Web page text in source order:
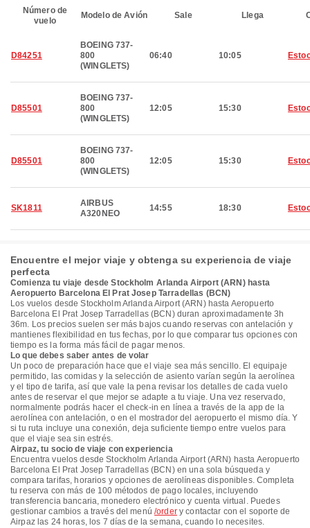
Número de
vuelo
Modelo de Avión Sale Llega
D84251
BOEING 737-
800
(WINGLETS)
06:40 10:05
D85501
BOEING 737-
800
(WINGLETS)
12:05 15:30
D85501
BOEING 737-
800
(WINGLETS)
12:05 15:30
SK1811
AIRBUS
A320NEO
14:55 18:30
Encuentre el mejor viaje y obtenga su experiencia de viaje
perfecta
Comienza tu viaje desde Stockholm Arlanda Airport (ARN) hasta
Aeropuerto Barcelona El Prat Josep Tarradellas (BCN)
Los vuelos desde Stockholm Arlanda Airport (ARN) hasta Aeropuerto
Barcelona El Prat Josep Tarradellas (BCN) duran aproximadamente 3h
36m. Los precios suelen ser más bajos cuando reservas con antelación y
mantienes flexibilidad en tus fechas, por lo que comparar tus opciones con
tiempo es la forma más fácil de pagar menos.
Lo que debes saber antes de volar
Un poco de preparación hace que el viaje sea más sencillo. El equipaje
permitido, las comidas y la selección de asiento varían según la aerolínea
y el tipo de tarifa, así que vale la pena revisar los detalles de cada vuelo
antes de reservar el que mejor se adapte a tu viaje. Una vez reservado,
normalmente podrás hacer el check-in en línea a través de la app de la
aerolínea con antelación, o en el mostrador del aeropuerto el mismo día. Y
si tu ruta incluye una conexión, deja suficiente tiempo entre vuelos para
que el viaje sea sin estrés.
Airpaz, tu socio de viaje con experiencia
Encuentra vuelos desde Stockholm Arlanda Airport (ARN) hasta Aeropuerto
Barcelona El Prat Josep Tarradellas (BCN) en una sola búsqueda y
compara tarifas, horarios y opciones de aerolíneas disponibles. Completa
tu reserva con más de 100 métodos de pago locales, incluyendo
transferencia bancaria, monedero electrónico y cuenta virtual. Puedes
gestionar cambios a través del menú/ordery contactar con el soporte de
Airpaz las 24 horas, los 7 días de la semana, cuando lo necesites.